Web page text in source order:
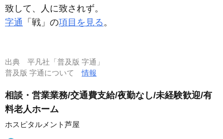
致して、人に致されず。
字通 「戦」の項目を見る。
出典 平凡社「普及版 字通」
普及版 字通について情報
相談・営業業務/交通費支給/夜勤なし/未経験歓迎/有
料老人ホーム
ホスピタルメント芦屋